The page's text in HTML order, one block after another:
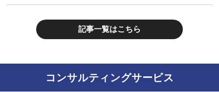
記事一覧はこちら
コンサルティングサービス